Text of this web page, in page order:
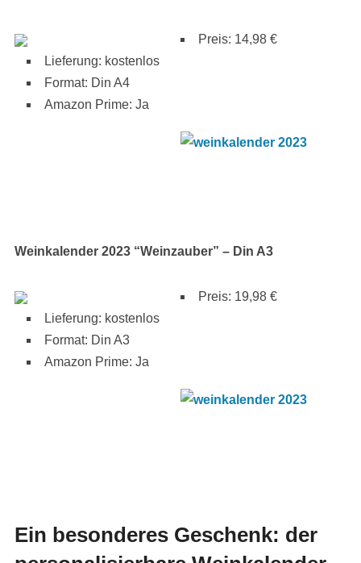
Preis: 14,98 €
Lieferung: kostenlos
Format: Din A4
Amazon Prime: Ja
Weinkalender 2023 “Weinzauber” – Din A3
Preis: 19,98 €
Lieferung: kostenlos
Format: Din A3
Amazon Prime: Ja
Ein besonderes Geschenk: der